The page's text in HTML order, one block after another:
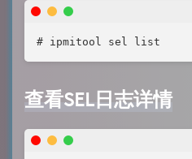
# ipmitool sel list
查看SEL日志详情